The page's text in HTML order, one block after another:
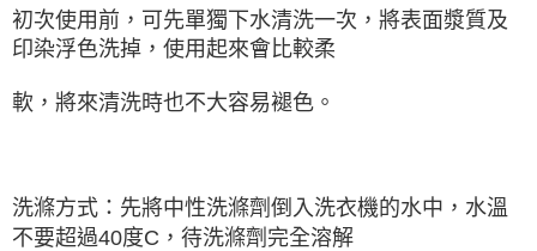
初次使用前，可先單獨下水清洗一次，將表面漿質及
印染浮色洗掉，使用起來會比較柔
軟，將來清洗時也不大容易褪色。
洗滌方式：先將中性洗滌劑倒入洗衣機的水中，水溫
不要超過40度C，待洗滌劑完全溶解